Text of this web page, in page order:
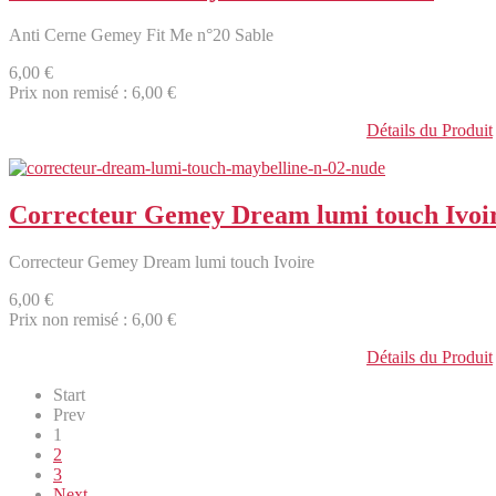
Anti Cerne Gemey Fit Me n°20 Sable
6,00 €
Prix non remisé : 6,00 €
Détails du Produit
Correcteur Gemey Dream lumi touch
Correcteur Gemey Dream lumi touch Ivoire
6,00 €
Prix non remisé : 6,00 €
Détails du Produit
Start
Prev
1
2
3